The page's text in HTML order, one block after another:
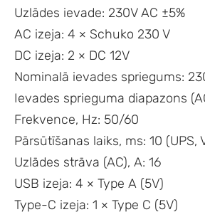
Uzlādes ievade: 230V AC ±5%
AC izeja: 4 × Schuko 230 V
DC izeja: 2 × DC 12V
Nominalā ievades spriegums:
Ievades sprieguma diapazons
Frekvence, Hz: 50/60
Pārsūtīšanas laiks, ms: 10 (UPS,
Uzlādes strāva (AC), A: 16
USB izeja: 4 × Type A (5V)
Type-C izeja: 1 × Type C (5V)